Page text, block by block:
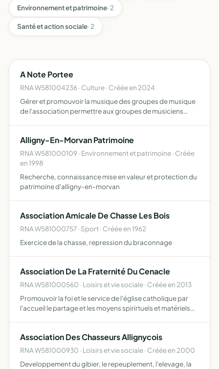
Environnement et patrimoine· 2
Santé et action sociale· 2
A Note Portee
RNA W581004236 · Culture · Créée en 2024
Gérer et promouvoir la musique des groupes de musique
de l'association permettre aux groupes de musiciens
des organisat…
Alligny-En-Morvan Patrimoine
RNA W581000109 · Environnement et patrimoine · Créée
en 1998
Recherche, connaissance mise en valeur et protection du
patrimoine d'alligny-en-morvan
Association Amicale De Chasse Les Bois
RNA W581000757 · Sport · Créée en 1962
Exercice de la chasse, repression du braconnage
Association De La Fraternité Du Cenacle
RNA W581000560 · Loisirs et vie sociale · Créée en 2013
Promouvoir la foi et le service de l'église catholique par
l'accueil le partage et les moyens spirirtuels et matériels
Association Des Chasseurs Allignycois
RNA W581000930 · Loisirs et vie sociale · Créée en 2000
Developpement du gibier, le repeuplement, l'elevage, la